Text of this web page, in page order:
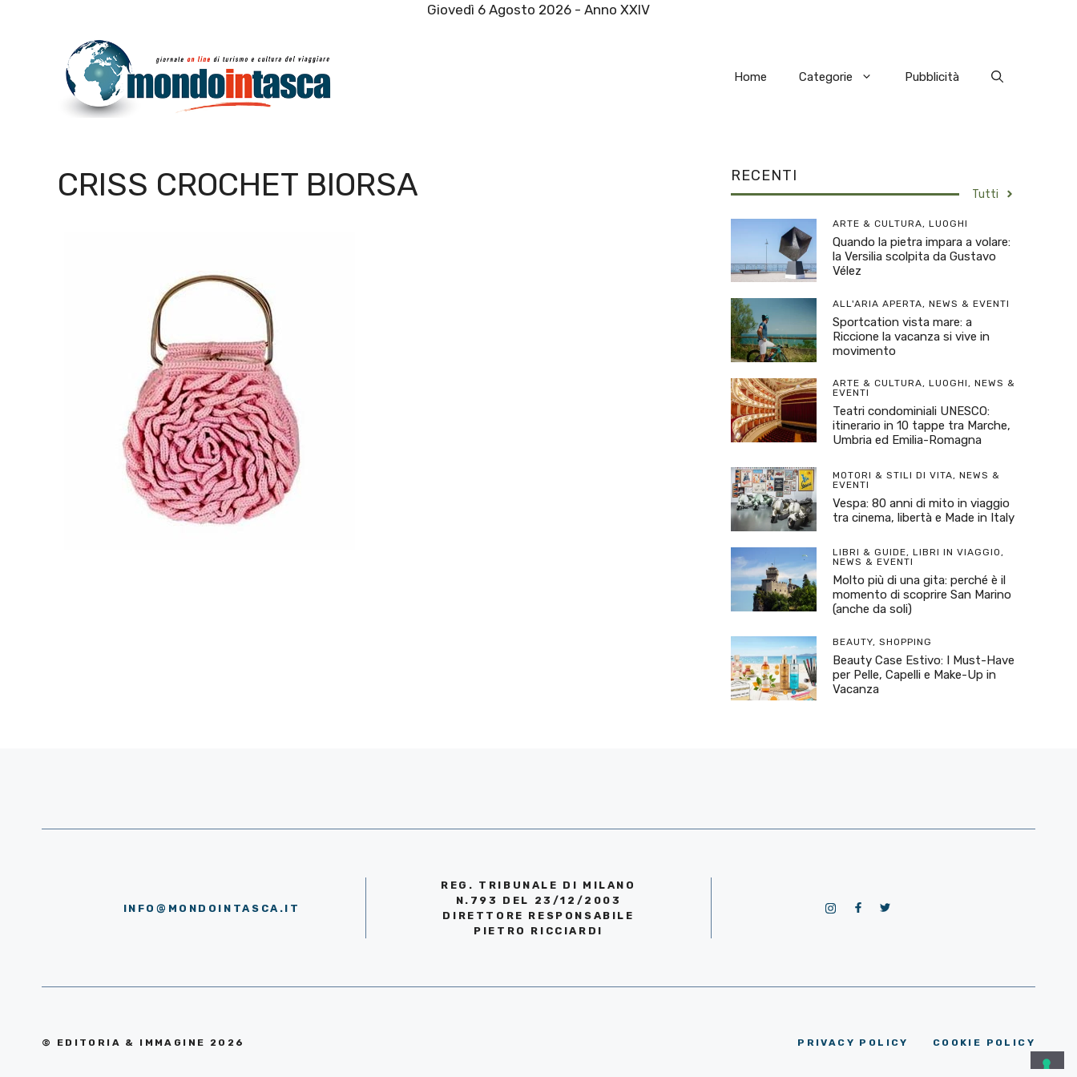
Giovedì 6 Agosto 2026 - Anno XXIV
Home Categorie Pubblicità
CRISS CROCHET BIORSA RECENTI
Tutti
ARTE & CULTURA, LUOGHI
Quando la pietra impara a volare:
la Versilia scolpita da Gustavo
Vélez
ALL'ARIA APERTA, NEWS & EVENTI
Sportcation vista mare: a
Riccione la vacanza si vive in
movimento
ARTE & CULTURA, LUOGHI, NEWS &
EVENTI
Teatri condominiali UNESCO:
itinerario in 10 tappe tra Marche,
Umbria ed Emilia-Romagna
MOTORI & STILI DI VITA, NEWS &
EVENTI
Vespa: 80 anni di mito in viaggio
tra cinema, libertà e Made in Italy
LIBRI & GUIDE, LIBRI IN VIAGGIO,
NEWS & EVENTI
Molto più di una gita: perché è il
momento di scoprire San Marino
(anche da soli)
BEAUTY, SHOPPING
Beauty Case Estivo: I Must-Have
per Pelle, Capelli e Make-Up in
Vacanza
INFO@MONDOINTASCA.IT
REG. TRIBUNALE DI MILANO
N.793 DEL 23/12/2003
DIRETTORE RESPONSABILE
PIETRO RICCIARDI
© EDITORIA & IMMAGINE 2026 PRIVACY POLICY COOKIE POLICY